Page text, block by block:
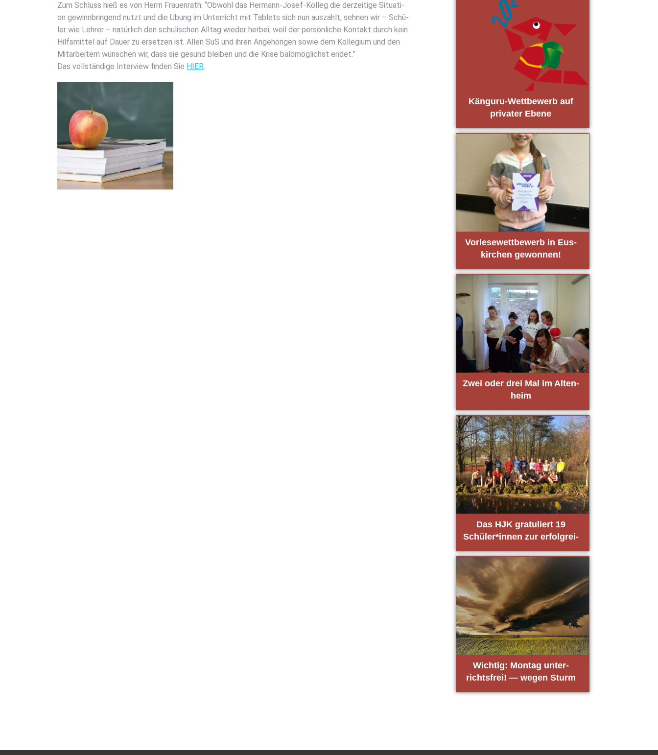
Zum Schluss hieß es von Herrn Frau­en­rath: “Obwohl das Her­mann-Josef-Kol­leg die der­zei­ti­ge Situa­ti­
on gewinn­brin­gend nutzt und die Übung im Unter­richt mit Tablets sich nun aus­zahlt, seh­nen wir – Schü­
ler wie Leh­rer – natür­lich den schu­li­schen All­tag wie­der her­bei, weil der per­sön­li­che Kon­takt durch kein
Hilfs­mit­tel auf Dau­er zu erset­zen ist. Allen SuS und ihren Ange­hö­ri­gen sowie dem Kol­le­gi­um und den
Mit­ar­bei­tern wün­schen wir, dass sie gesund blei­ben und die Kri­se bald­mög­lichst endet.”
Das voll­stän­di­ge Inter­view fin­den Sie HIER.
Kän­gu­ru-Wett­be­werb auf
pri­va­ter Ebe­ne
Vor­le­se­wett­be­werb in Eus­
kir­chen gewon­nen!
Zwei oder drei Mal im Alten­
heim
Das HJK gra­tu­liert 19
Schüler*innen zur erfolg­rei­
chen Aus­bil­dung zum Sport­
hel­fer
Wich­tig: Mon­tag unter­
richts­frei! — wegen Sturm